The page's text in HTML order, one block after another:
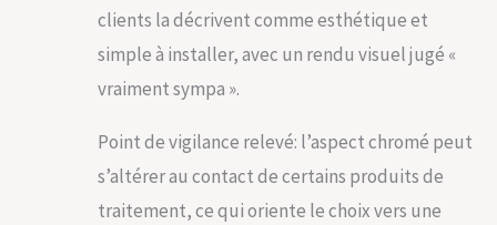
clients la décrivent comme esthétique et
simple à installer, avec un rendu visuel jugé «
vraiment sympa ».
Point de vigilance relevé: l’aspect chromé peut
s’altérer au contact de certains produits de
traitement, ce qui oriente le choix vers une